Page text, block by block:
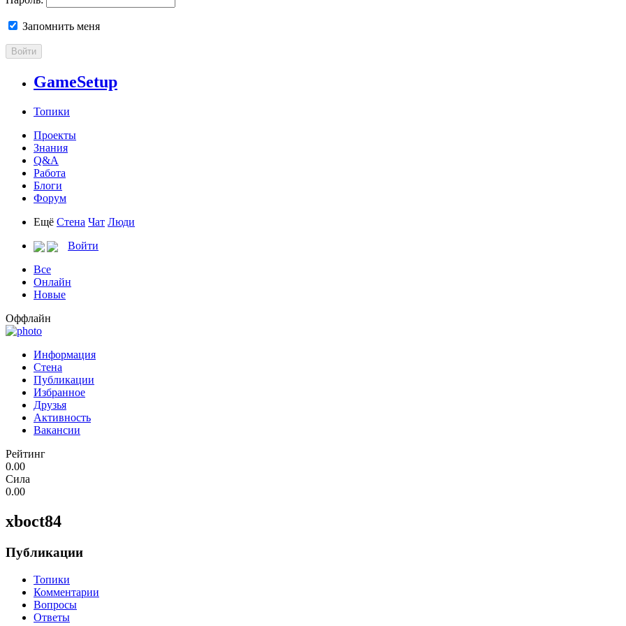
Запомнить меня
Войти
GameSetup
Топики
Проекты
Знания
Q&A
Работа
Блоги
Форум
Ещё Стена Чат Люди
Войти
Все
Онлайн
Новые
Оффлайн
Информация
Стена
Публикации
Избранное
Друзья
Активность
Вакансии
Рейтинг
0.00
Сила
0.00
xboct84
Публикации
Топики
Комментарии
Вопросы
Ответы